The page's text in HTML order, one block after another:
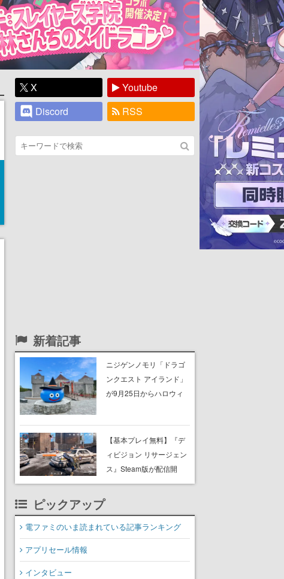
X
Youtube
Discord
RSS
新着記事
ニジゲンノモリ「ドラゴ
ンクエスト アイランド」
が9月25日からハロウィ
ベントなどが準備中。シ
ンボルのお城前のスライ
ムもハロウィン風に
【基本プレイ無料】『デ
ィビジョン リサージェン
ス』Steam版が配信開
始。『ディビジョン』シ
ピックアップ
電ファミのいま読まれている記事ランキング
アプリセール情報
インタビュー